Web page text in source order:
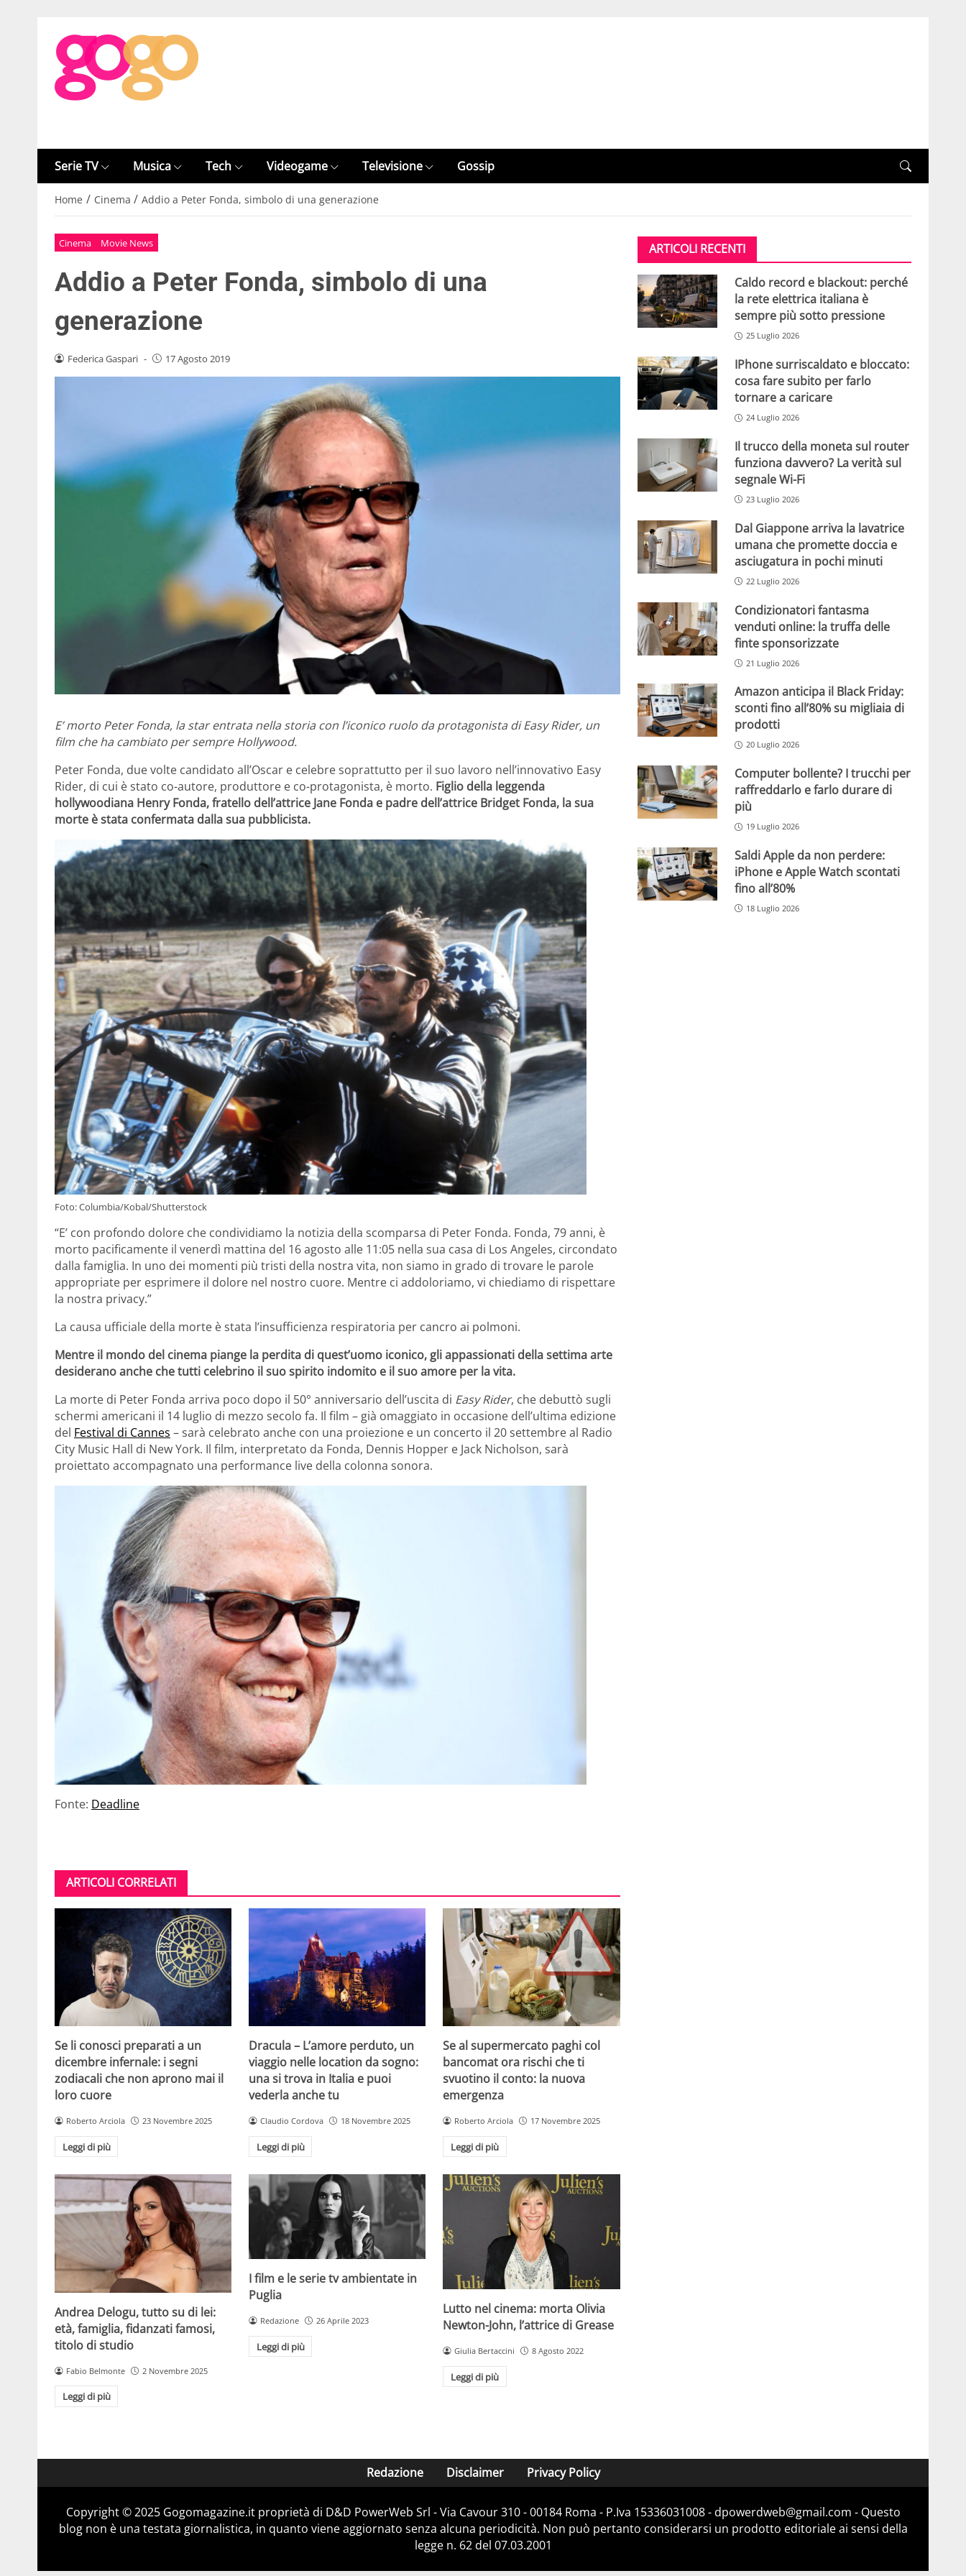
Serie TV Musica Tech Videogame Televisione Gossip
Home / Cinema / Addio a Peter Fonda, simbolo di una generazione
Cinema Movie News
Addio a Peter Fonda, simbolo di una
generazione
Federica Gaspari - 17 Agosto 2019
E’ morto Peter Fonda, la star entrata nella storia con l’iconico ruolo da protagonista di Easy Rider, un
film che ha cambiato per sempre Hollywood.
Peter Fonda, due volte candidato all’Oscar e celebre soprattutto per il suo lavoro nell’innovativo Easy
Rider, di cui è stato co-autore, produttore e co-protagonista, è morto. Figlio della leggenda
hollywoodiana Henry Fonda, fratello dell’attrice Jane Fonda e padre dell’attrice Bridget Fonda, la sua
morte è stata confermata dalla sua pubblicista.
Foto: Columbia/Kobal/Shutterstock
“E’ con profondo dolore che condividiamo la notizia della scomparsa di Peter Fonda. Fonda, 79 anni, è
morto pacificamente il venerdì mattina del 16 agosto alle 11:05 nella sua casa di Los Angeles, circondato
dalla famiglia. In uno dei momenti più tristi della nostra vita, non siamo in grado di trovare le parole
appropriate per esprimere il dolore nel nostro cuore. Mentre ci addoloriamo, vi chiediamo di rispettare
la nostra privacy.”
La causa ufficiale della morte è stata l’insufficienza respiratoria per cancro ai polmoni.
Mentre il mondo del cinema piange la perdita di quest’uomo iconico, gli appassionati della settima arte
desiderano anche che tutti celebrino il suo spirito indomito e il suo amore per la vita.
La morte di Peter Fonda arriva poco dopo il 50° anniversario dell’uscita di Easy Rider, che debuttò sugli
schermi americani il 14 luglio di mezzo secolo fa. Il film – già omaggiato in occasione dell’ultima edizione
del Festival di Cannes – sarà celebrato anche con una proiezione e un concerto il 20 settembre al Radio
City Music Hall di New York. Il film, interpretato da Fonda, Dennis Hopper e Jack Nicholson, sarà
proiettato accompagnato una performance live della colonna sonora.
Fonte: Deadline
ARTICOLI CORRELATI
Se li conosci preparati a un
dicembre infernale: i segni
zodiacali che non aprono mai il
loro cuore
Roberto Arciola 23 Novembre 2025
Leggi di più
Dracula – L’amore perduto, un
viaggio nelle location da sogno:
una si trova in Italia e puoi
vederla anche tu
Claudio Cordova 18 Novembre 2025
Leggi di più
Se al supermercato paghi col
bancomat ora rischi che ti
svuotino il conto: la nuova
emergenza
Roberto Arciola 17 Novembre 2025
Leggi di più
Andrea Delogu, tutto su di lei:
età, famiglia, fidanzati famosi,
titolo di studio
Fabio Belmonte 2 Novembre 2025
Leggi di più
I film e le serie tv ambientate in
Puglia
Redazione 26 Aprile 2023
Leggi di più
Lutto nel cinema: morta Olivia
Newton-John, l’attrice di Grease
Giulia Bertaccini 8 Agosto 2022
Leggi di più
ARTICOLI RECENTI
Caldo record e blackout: perché
la rete elettrica italiana è
sempre più sotto pressione
25 Luglio 2026
IPhone surriscaldato e bloccato:
cosa fare subito per farlo
tornare a caricare
24 Luglio 2026
Il trucco della moneta sul router
funziona davvero? La verità sul
segnale Wi-Fi
23 Luglio 2026
Dal Giappone arriva la lavatrice
umana che promette doccia e
asciugatura in pochi minuti
22 Luglio 2026
Condizionatori fantasma
venduti online: la truffa delle
finte sponsorizzate
21 Luglio 2026
Amazon anticipa il Black Friday:
sconti fino all’80% su migliaia di
prodotti
20 Luglio 2026
Computer bollente? I trucchi per
raffreddarlo e farlo durare di
più
19 Luglio 2026
Saldi Apple da non perdere:
iPhone e Apple Watch scontati
fino all’80%
18 Luglio 2026
Redazione Disclaimer Privacy Policy
Copyright © 2025 Gogomagazine.it proprietà di D&D PowerWeb Srl - Via Cavour 310 - 00184 Roma - P.Iva 15336031008 - dpowerdweb@gmail.com - Questo
blog non è una testata giornalistica, in quanto viene aggiornato senza alcuna periodicità. Non può pertanto considerarsi un prodotto editoriale ai sensi della
legge n. 62 del 07.03.2001